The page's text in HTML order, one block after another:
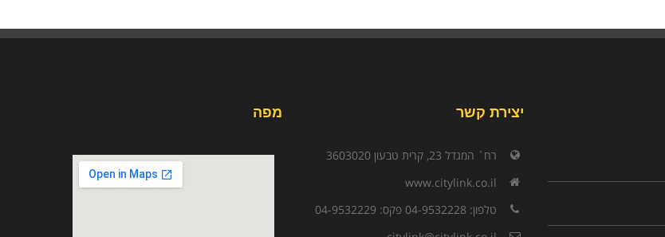
יצירת קשר
רח` המגדל 23, קרית טבעון 3603020
www.citylink.co.il
טלפון: 04-9532228 פקס: 04-9532229
מפה